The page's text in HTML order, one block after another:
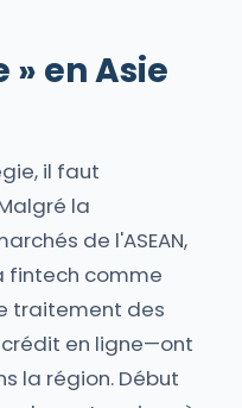
» en Asie
il faut
la
de l'ASEAN,
fintech comme
traitement des
en ligne—ont
la région. Début